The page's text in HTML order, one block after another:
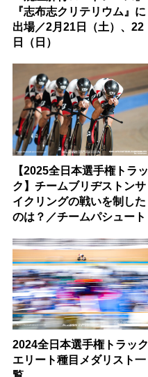
『志布志クリテリウム』に
出場／2月21日（土）、22
日（日）
【2025全日本選手権トラッ
ク】チームブリヂストンサ
イクリングの戦いを制した
のは？／チームパシュート
2024全日本選手権トラック
エリート種目メダリスト一